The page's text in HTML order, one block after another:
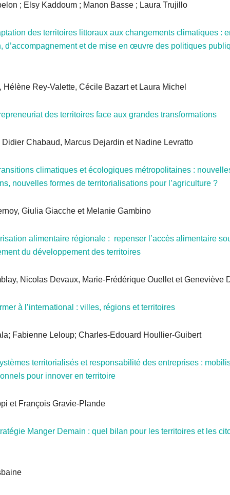
; Elsy Kaddoum ; Manon Basse ; Laura Trujillo
des territoires littoraux aux changements climatiques :
d’accompagnement et de mise en œuvre des politiques
Hélène Rey-Valette, Cécile Bazart et Laura Michel
des territoires face aux grandes transformations
Didier Chabaud, Marcus Dejardin et Nadine Levratto
climatiques et écologiques métropolitaines :
nouvelles formes de territorialisations pour l’agriculture ?
Giulia Giacche et Melanie Gambino
alimentaire régionale : repenser l’accès alimentaire
du développement des territoires
Nicolas Devaux, Marie-Frédérique Ouellet et Geneviève
à l’international : villes, régions et territoires
Fabienne Leloup; Charles-Edouard Houllier-Guibert
territorialisés et responsabilité des entreprises :
pour innover en territoire
et François Gravie-Plande
Manger Demain : quel bilan pour les territoires et les